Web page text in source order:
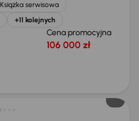
Książka serwisowa
+11 kolejnych
Cena promocyjna
106 000 zł